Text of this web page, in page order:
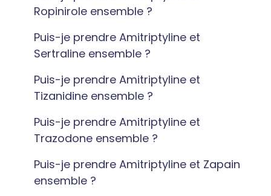
Ropinirole ensemble ?
Puis-je prendre Amitriptyline et
Sertraline ensemble ?
Puis-je prendre Amitriptyline et
Tizanidine ensemble ?
Puis-je prendre Amitriptyline et
Trazodone ensemble ?
Puis-je prendre Amitriptyline et Zapain
ensemble ?